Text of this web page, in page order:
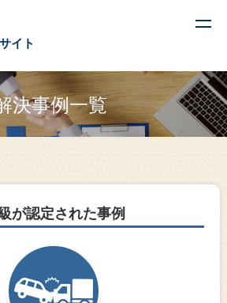
t
g
g
l
e
イト
決事例一覧
が認定された事例